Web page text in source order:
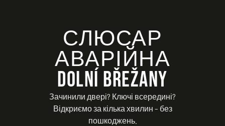
СЛЮСАР
АВАРІЙНА
DOLNÍ BŘEŽANY
Зачинили двері? Ключі всередині?
Відкриємо за кілька хвилин – без
пошкоджень.